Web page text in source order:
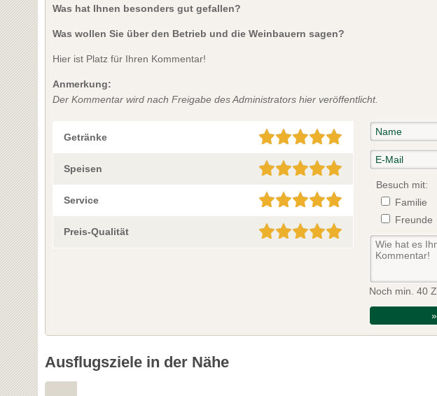
Was hat Ihnen besonders gut gefallen?
Was wollen Sie über den Betrieb und die Weinbauern sagen?
Hier ist Platz für Ihren Kommentar!
Anmerkung:
Der Kommentar wird nach Freigabe des Administrators hier veröffentlicht.
Getränke
Speisen
Service
Preis-Qualität
Besuch mit:
Familie
Freunde
Noch min. 40
Ausflugsziele in der Nähe